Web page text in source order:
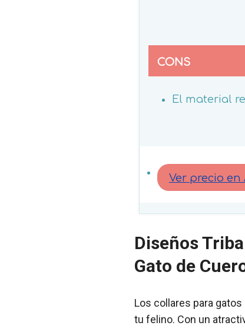
CONS
El material
Ver precio en
Diseños
Gato de
Los collares para
tu felino. Con un